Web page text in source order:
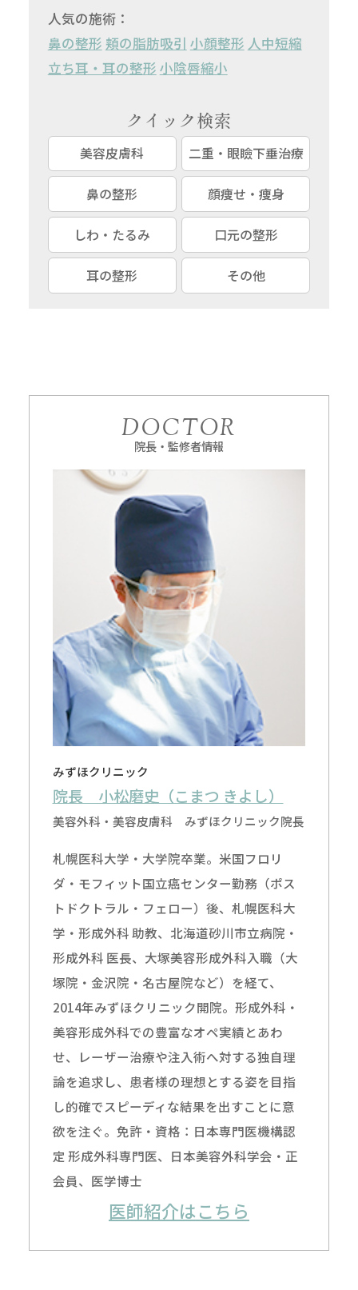
人気の施術：
鼻の整形 頬の脂肪吸引 小顔整形 人中短縮
立ち耳・耳の整形 小陰唇縮小
クイック検索
美容皮膚科 二重・眼瞼下垂治療
鼻の整形 顔痩せ・痩身
しわ・たるみ 口元の整形
耳の整形 その他
DOCTOR
院長・監修者情報
みずほクリニック
院長 小松磨史（こまつ きよし）
美容外科・美容皮膚科 みずほクリニック院長
札幌医科大学・大学院卒業。米国フロリ
ダ・モフィット国立癌センター勤務（ポス
トドクトラル・フェロー）後、札幌医科大
学・形成外科 助教、北海道砂川市立病院・
形成外科 医長、大塚美容形成外科入職（大
塚院・金沢院・名古屋院など）を経て、
2014年みずほクリニック開院。形成外科・
美容形成外科での豊富なオペ実績とあわ
せ、レーザー治療や注入術へ対する独自理
論を追求し、患者様の理想とする姿を目指
し的確でスピーディな結果を出すことに意
欲を注ぐ。免許・資格：日本専門医機構認
定 形成外科専門医、日本美容外科学会・正
会員、医学博士
医師紹介はこちら